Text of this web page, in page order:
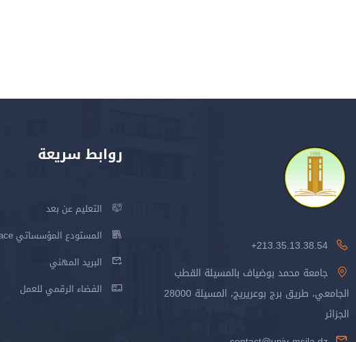
213.35.13.38.54+
جامعة محمد بوضياف بالمسيلة القطب
الجامعي، طريق برج بوعريريج، المسيلة 28000
الجزائر
روابط سريعة
التعليم عن بعد
المستودع المؤسساتي DSpace
البريد المهني
الفضاء الرقمي للعمل